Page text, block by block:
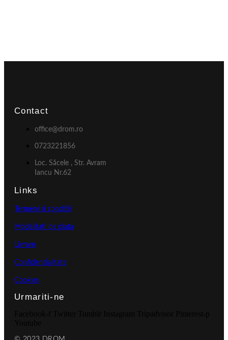
Contact
office@drom.ro
0723221856
Loc. Săcele , Str. Avram
Iancu Nr.62
Links
Termeni si conditii
Modalitati de plata
Livrare
Confidentialitate
Cookies
Urmariti-ne